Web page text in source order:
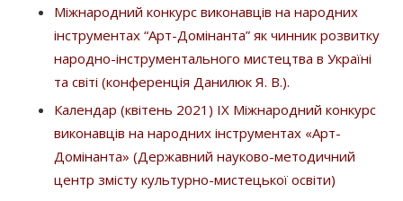
Міжнародний конкурс виконавців на народних
інструментах “Арт-Домінанта” як чинник розвитку
народно-інструментального мистецтва в Україні
та світі (конференція Данилюк Я. В.).
Календар (квітень 2021) ІХ Міжнародний конкурс
виконавців на народних інструментах «Арт-
Домінанта» (Державний науково-методичний
центр змісту культурно-мистецької освіти)